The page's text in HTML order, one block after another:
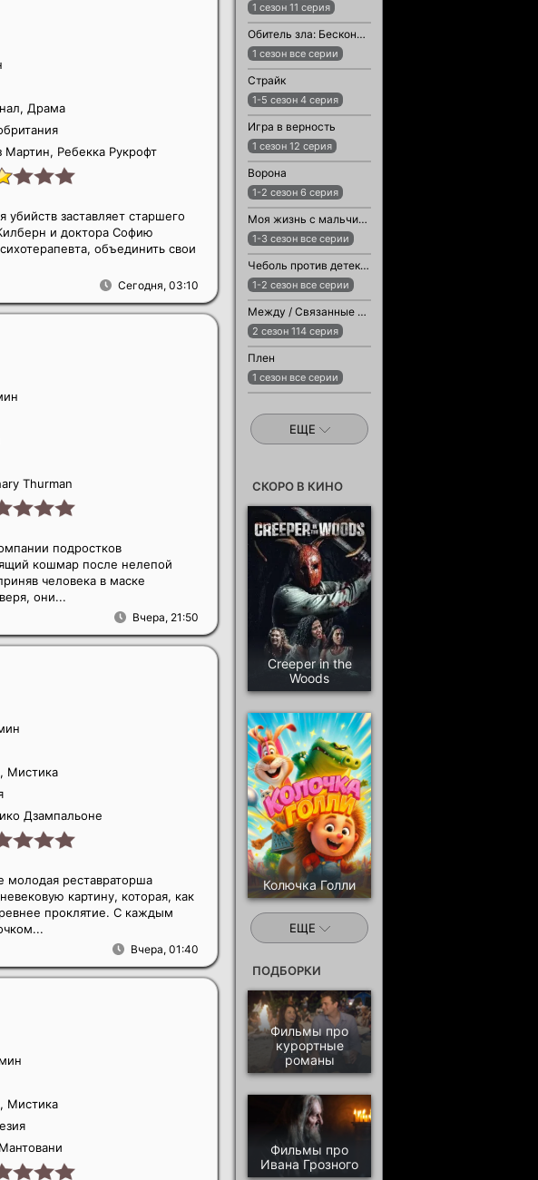
Драма
Мартин, Ребекка Рукрофт
Сегодня, 03:10
заставляет старшего
и доктора Софию
объединить свои
Thurman
Вчера, 21:50
подростков
кошмар после нелепой
человека в маске
они...
Мистика
Дзампальоне
Вчера, 01:40
молодая реставраторша
картину, которая, как
проклятие. С каждым
Мистика
1 сезон 11 серия
Обитель зла: Бесконечная тьма
1 сезон все серии
Страйк
1-5 сезон 4 серия
Игра в верность
1 сезон 12 серия
Ворона
1-2 сезон 6 серия
Моя жизнь с мальчиками Уолтер
1-3 сезон все серии
Чеболь против детектива
1-2 сезон все серии
Между / Связанные судьбой
2 сезон 114 серия
Плен
1 сезон все серии
ЕЩЕ
СКОРО В КИНО
Creeper in the
Woods
Колючка Голли
ЕЩЕ
ПОДБОРКИ
Фильмы про
курортные
романы
Фильмы про
Ивана Грозного